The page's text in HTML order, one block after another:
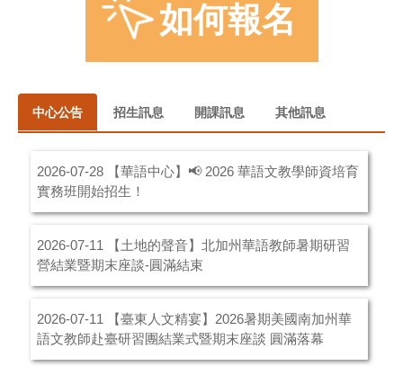
如何報名
中心公告 招生訊息 開課訊息 其他訊息
2026-07-28
【華語中心】📢 2026 華語文教學師資培育
實務班開始招生！
2026-07-11
【土地的聲音】北加州華語教師暑期研習
營結業暨期末座談-圓滿結束
2026-07-11
【臺東人文精宴】2026暑期美國南加州華
語文教師赴臺研習團結業式暨期末座談 圓滿落幕